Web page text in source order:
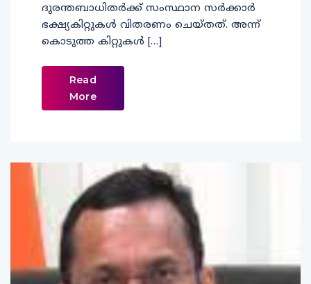
ദുരന്തബാധിതര്‍ക്ക് സംസ്ഥാന സര്‍ക്കാര്‍
ഭക്ഷ്യകിറ്റുകള്‍ വിതരണം ചെയ്തത്. അന്ന്
കൊടുത്ത കിറ്റുകള്‍ […]
Read
More